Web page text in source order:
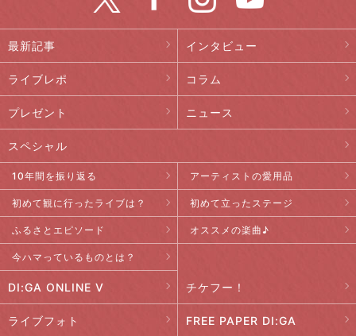
最新記事 インタビュー
ライブレポ コラム
プレゼント ニュース
スペシャル
10年間を振り返る アーティストの愛用品
初めて観に行ったライブは？ 初めて立ったステージ
ふるさとエピソード オススメの楽曲♪
今ハマっているものとは？
DI:GA ONLINE V チケフー！
ライブフォト FREE PAPER DI:GA